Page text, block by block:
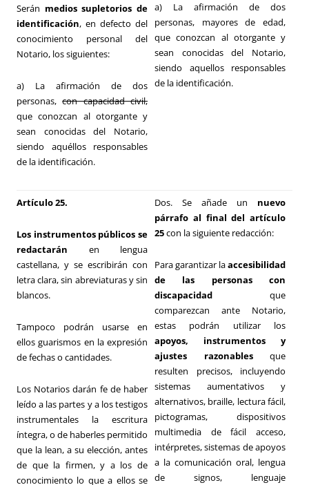
Serán medios supletorios de
identificación, en defecto del
conocimiento personal del
Notario, los siguientes:
a) La afirmación de dos
personas,con capacidad civil,
que conozcan al otorgante y
sean conocidas del Notario,
siendo aquéllos responsables
de la identificación.
a) La afirmación de dos
personas, mayores de edad,
que conozcan al otorgante y
sean conocidas del Notario,
siendo aquellos responsables
de la identificación.
Artículo 25.
Los instrumentos públicos se
redactarán en lengua
castellana, y se escribirán con
letra clara, sin abreviaturas y sin
blancos.
Tampoco podrán usarse en
ellos guarismos en la expresión
de fechas o cantidades.
Los Notarios darán fe de haber
leído a las partes y a los testigos
instrumentales la escritura
íntegra, o de haberles permitido
que la lean, a su elección, antes
de que la firmen, y a los de
conocimiento lo que a ellos se
Dos. Se añade un nuevo
párrafo al final del artículo
25con la siguiente redacción:
Para garantizar laaccesibilidad
de las personas con
discapacidad que
comparezcan ante Notario,
estas podrán utilizar los
apoyos, instrumentos y
ajustes razonablesque
resulten precisos, incluyendo
sistemas aumentativos y
alternativos, braille, lectura fácil,
pictogramas, dispositivos
multimedia de fácil acceso,
intérpretes, sistemas de apoyos
a la comunicación oral, lengua
de signos, lenguaje